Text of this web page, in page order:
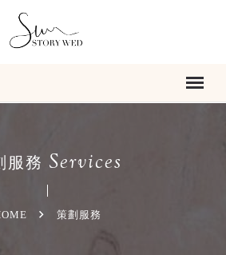
服務 Services
策劃服務